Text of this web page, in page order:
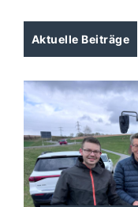
Aktuelle Beiträge